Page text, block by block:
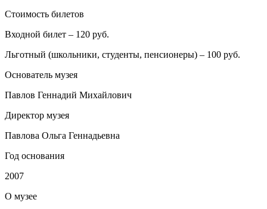
Стоимость билетов
Входной билет – 120 руб.
Льготный (школьники, студенты, пенсионеры) – 100 руб.
Основатель музея
Павлов Геннадий Михайлович
Директор музея
Павлова Ольга Геннадьевна
Год основания
2007
О музее